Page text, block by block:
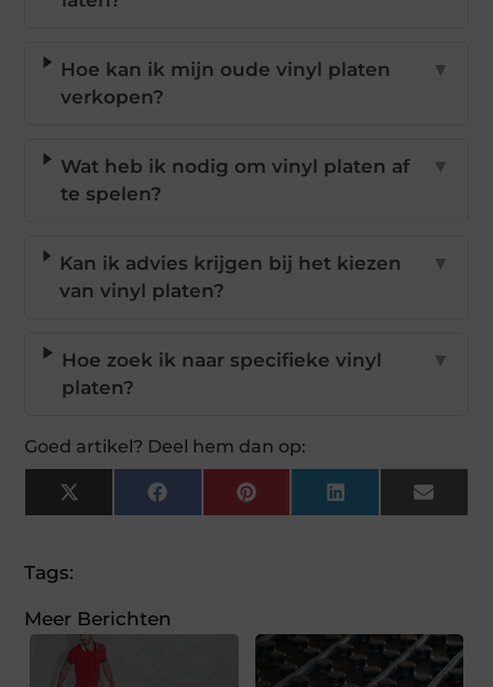
Hoe kan ik mijn oude vinyl platen
verkopen?
▼
Wat heb ik nodig om vinyl platen af
te spelen?
▼
Kan ik advies krijgen bij het kiezen
van vinyl platen?
▼
Hoe zoek ik naar specifieke vinyl
platen?
▼
Goed artikel? Deel hem dan op:
X
(Twitter)
FacebookPinterestLinkedInEmail
Tags:
Meer Berichten